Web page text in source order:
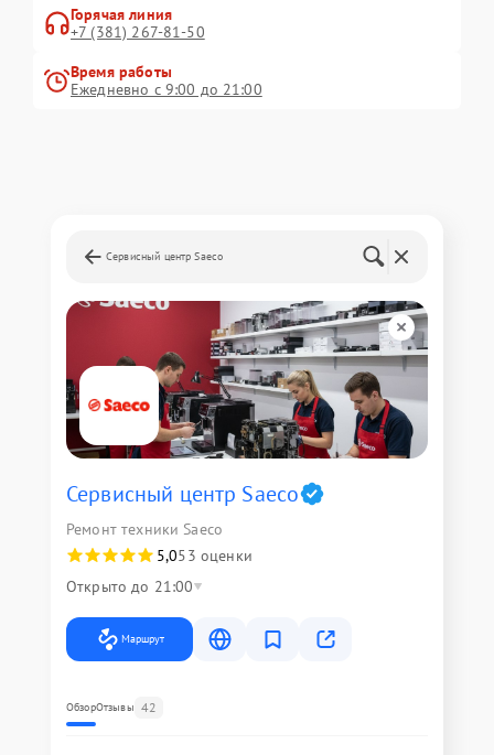
Горячая линия
+7 (381) 267-81-50
Время работы
Ежедневно с 9:00 до 21:00
Сервисный центр Saeco
Сервисный центр Saeco
Ремонт техники Saeco
5,053 оценки
Открыто до 21:00
Маршрут
ОбзорОтзывы 42